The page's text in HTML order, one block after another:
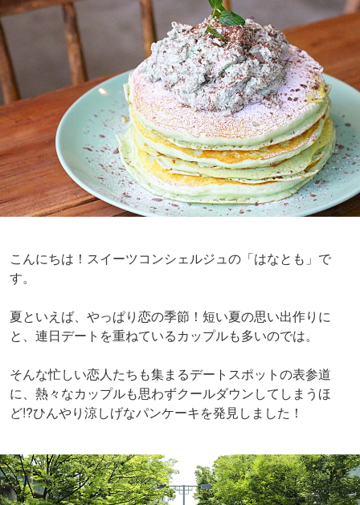
こんにちは！スイーツコンシェルジュの「はなとも」で
す。
夏といえば、やっぱり恋の季節！短い夏の思い出作りに
と、連日デートを重ねているカップルも多いのでは。
そんな忙しい恋人たちも集まるデートスポットの表参道
に、熱々なカップルも思わずクールダウンしてしまうほ
ど!?ひんやり涼しげなパンケーキを発見しました！